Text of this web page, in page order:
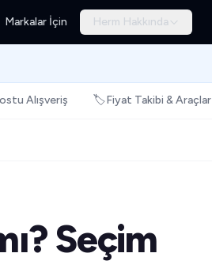
Markalar İçin Herm Hakkında
Alışveriş 🏷️Fiyat Takibi & Araçlar
Seçim